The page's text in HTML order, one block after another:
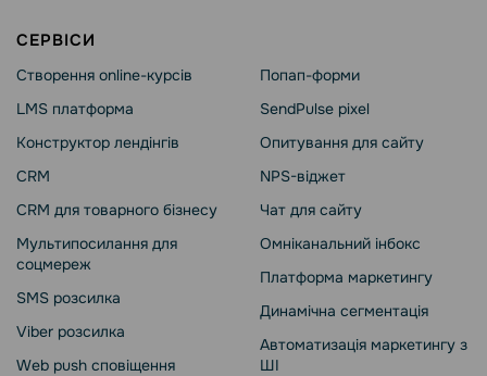
СЕРВІСИ
Створення online-курсів
LMS платформа
Конструктор лендінгів
CRM
CRM для товарного бізнесу
Мультипосилання для
соцмереж
SMS розсилка
Viber розсилка
Web push сповіщення
Попап-форми
SendPulse pixel
Опитування для сайту
NPS-віджет
Чат для сайту
Омніканальний інбокс
Платформа маркетингу
Динамічна сегментація
Автоматизація маркетингу з
ШІ